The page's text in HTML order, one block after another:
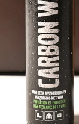
So lässt
Serie besitzt
dieser Castelijn
gefertigt,
natürlichen
und robust.